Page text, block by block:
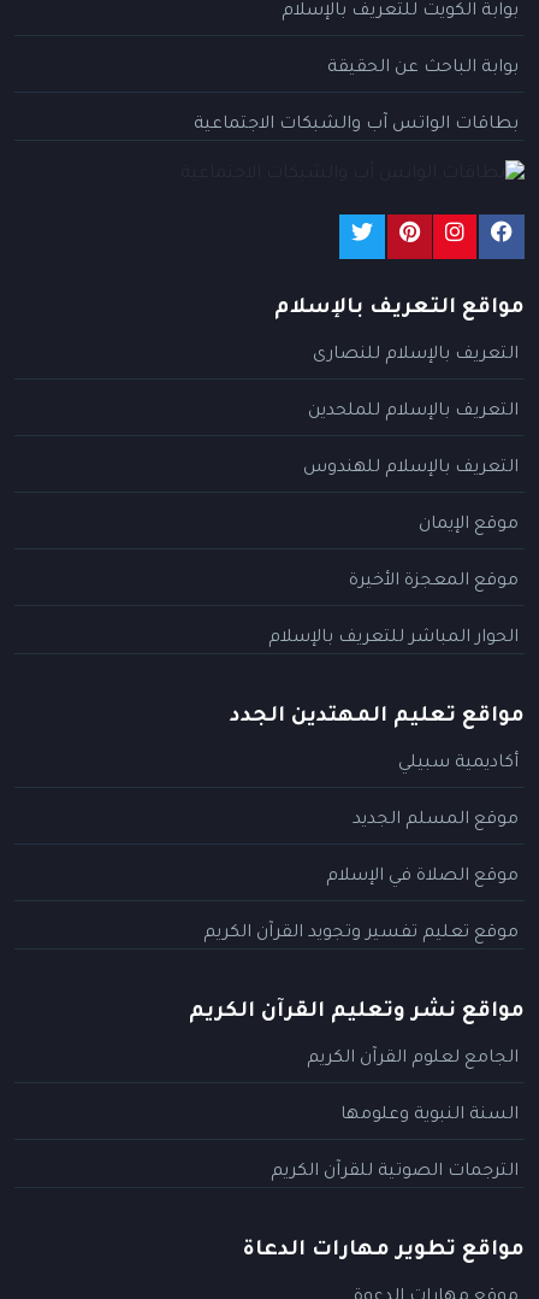
بوابة الكويت للتعريف بالإسلام
بوابة الباحث عن الحقيقة
بطاقات الواتس آب والشبكات الاجتماعية
مواقع التعريف بالإسلام
التعريف بالإسلام للنصارى
التعريف بالإسلام للملحدين
التعريف بالإسلام للهندوس
موقع الإيمان
موقع المعجزة الأخيرة
الحوار المباشر للتعريف بالإسلام
مواقع تعليم المهتدين الجدد
أكاديمية سبيلي
موقع المسلم الجديد
موقع الصلاة في الإسلام
موقع تعليم تفسير وتجويد القرآن الكريم
مواقع نشر وتعليم القرآن الكريم
الجامع لعلوم القرآن الكريم
السنة النبوية وعلومها
الترجمات الصوتية للقرآن الكريم
مواقع تطوير مهارات الدعاة